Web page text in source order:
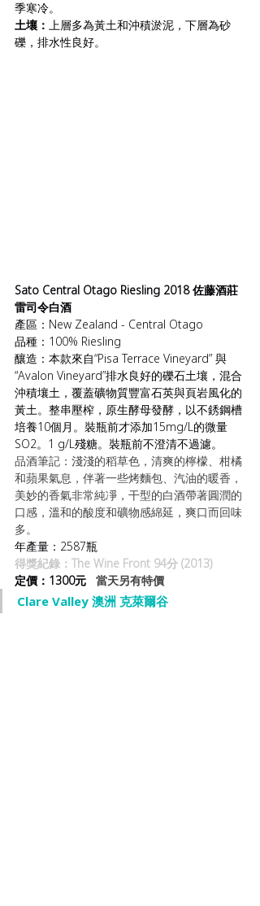
季寒冷。
土壤： 上層多為黃土和沖積淤泥，下層為砂
礫，排水性良好。
Sato Central Otago Riesling 2018 佐藤酒莊
雷司令白酒
產區：New Zealand - Central Otago
品種：100% Riesling
釀造：本款來自“Pisa Terrace Vineyard” 與
“Avalon Vineyard”排水良好的礫石土壤，混合
沖積壤土，覆蓋礦物質豐富石英與頁岩風化的
黃土。整串壓榨，原生酵母發酵，以不銹鋼槽
培養10個月。裝瓶前才添加15mg/L的微量
SO2。1 g/L殘糖。裝瓶前不澄清不過濾。
品酒筆記：淺淺的稻草色，清爽的檸檬、柑橘
和蘋果氣息，伴著一些烤麵包、汽油的暖香，
美妙的香氣非常純凈，干型的白酒帶著圓潤的
口感，溫和的酸度和礦物感綿延，爽口而回味
多。
年產量：2587瓶
得獎紀錄：The Wine Front 94分 (2013)
定價：1300元 當天另有特價
Clare Valley 澳洲 克萊爾谷